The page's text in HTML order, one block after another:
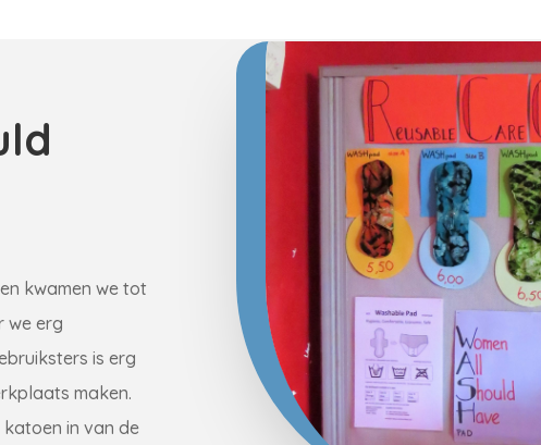
kwamen we tot
we erg
is erg
maken.
in van de